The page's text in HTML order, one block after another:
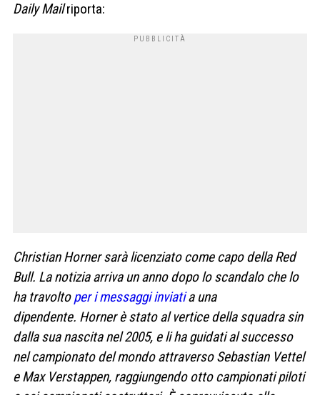
Daily Mailriporta:
Christian Horner sarà licenziato come capo della Red
Bull. La notizia arriva un anno dopo lo scandalo che lo
ha travoltoper i messaggi inviatia una
dipendente. Horner è stato al vertice della squadra sin
dalla sua nascita nel 2005, e li ha guidati al successo
nel campionato del mondo attraverso Sebastian Vettel
e Max Verstappen, raggiungendo otto campionati piloti